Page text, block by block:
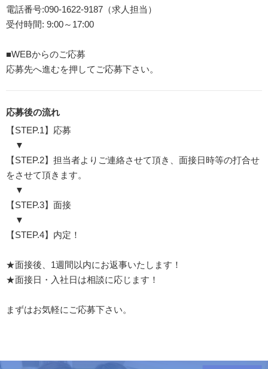
電話番号:090-1622-9187（求人担当）
受付時間: 9:00～17:00
■WEBからのご応募
応募先へ進むを押してご応募下さい。
応募後の流れ
【STEP.1】応募
▼
【STEP.2】担当者よりご連絡させて頂き、面接日時等の打合せ
をさせて頂きます。
▼
【STEP.3】面接
▼
【STEP.4】内定！
★面接後、1週間以内にお返事いたします！
★面接日・入社日は相談に応じます！
まずはお気軽にご応募下さい。